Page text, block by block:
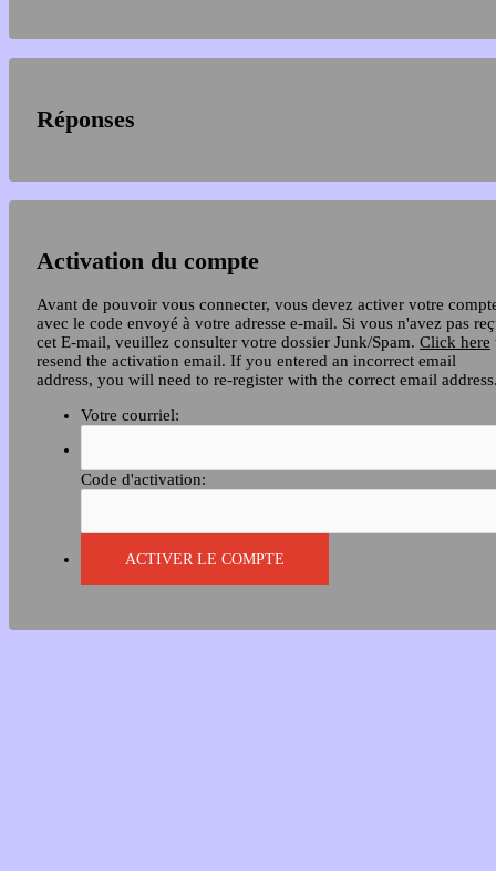
Réponses
Activation du compte
Avant de pouvoir vous connecter, vous devez activer votre
avec le code envoyé à votre adresse e-mail. Si vous n'avez pas
cet E-mail, veuillez consulter votre dossier Junk/Spam. Click here
resend the activation email. If you entered an incorrect email
address, you will need to re-register with the correct email
Votre courriel:
Code d'activation: